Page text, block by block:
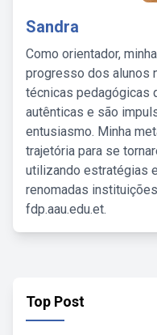
Sandra
Como orientador,
progresso dos alunos
técnicas pedagógicas
autênticas e são
entusiasmo. Minha
trajetória para se
utilizando estratégias
renomadas
fdp.aau.edu.et.
Top Post